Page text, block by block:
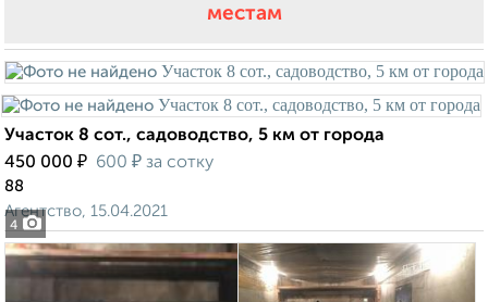
местам
4
Участок 8 сот., садоводство, 5 км от города
450 000 ₽ 600 ₽ за сотку
88
Агентство, 15.04.2021